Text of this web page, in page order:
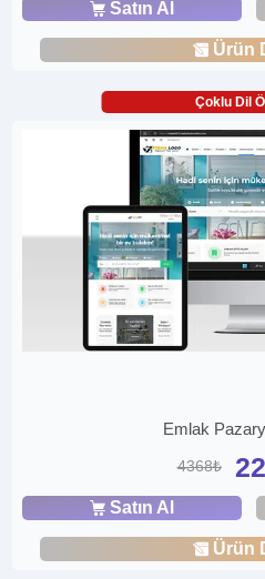
Satın Al
Ürün
Çoklu Dil
Emlak
4368₺
Satın Al
Ürün